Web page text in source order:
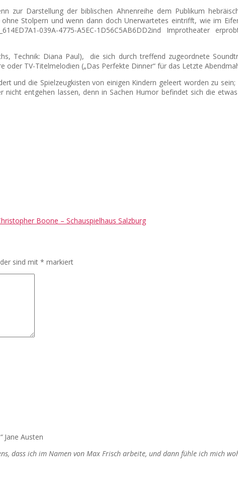
zur Darstellung der biblischen Ahnenreihe dem Publikum
Stolpern und wenn dann doch Unerwartetes eintrifft, wie im
ind Improtheater
Technik: Diana Paul), die sich durch treffend zugeordnete
oder TV-Titelmelodien („Das Perfekte Dinner“ für das Letzte
und die Spielzeugkisten von einigen Kindern geleert worden zu
entgehen lassen, denn in Sachen Humor befindet sich die
Boone – Schauspielhaus Salzburg
sind mit * markiert
Jane Austen
dass ich im Namen von Max Frisch arbeite, und dann fühle ich mich